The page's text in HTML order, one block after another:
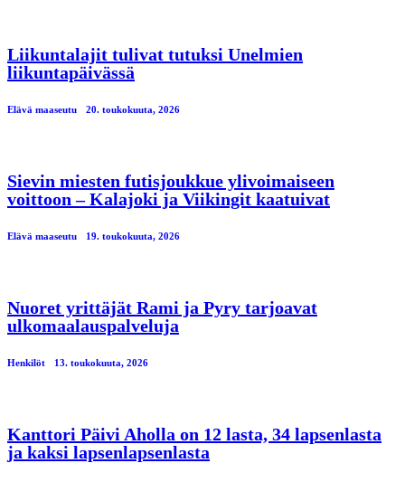
Liikuntalajit tulivat tutuksi Unelmien
liikuntapäivässä
Elävä maaseutu 20. toukokuuta, 2026
Sievin miesten futisjoukkue ylivoimaiseen
voittoon – Kalajoki ja Viikingit kaatuivat
Elävä maaseutu 19. toukokuuta, 2026
Nuoret yrittäjät Rami ja Pyry tarjoavat
ulkomaalauspalveluja
Henkilöt 13. toukokuuta, 2026
Kanttori Päivi Aholla on 12 lasta, 34 lapsenlasta
ja kaksi lapsenlapsenlasta